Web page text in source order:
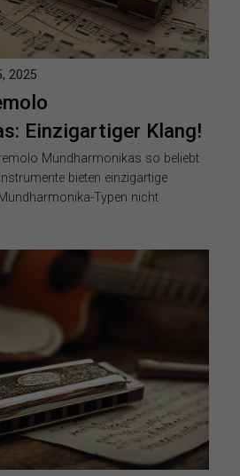
Einzigartiger Klang!
2025
Mundharmonikas so beliebt
bieten einzigartige
Typen nicht